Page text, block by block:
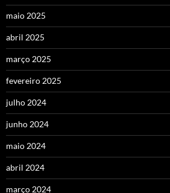
maio 2025
abril 2025
março 2025
fevereiro 2025
julho 2024
junho 2024
maio 2024
abril 2024
março 2024